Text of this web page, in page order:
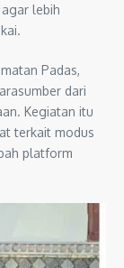
lebih
Padas,
dari
Kegiatan itu
terkait modus
platform